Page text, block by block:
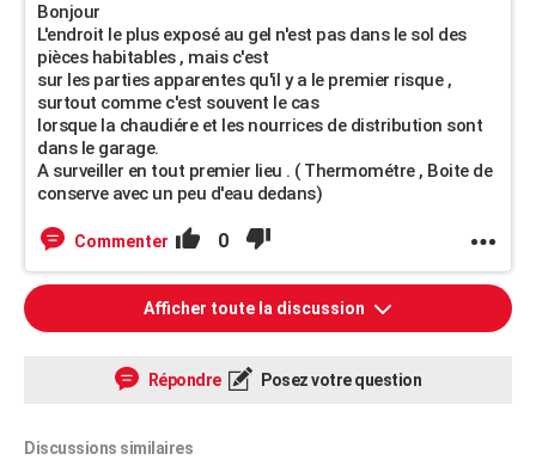
Bonjour
L'endroit le plus exposé au gel n'est pas dans le sol des
pièces habitables , mais c'est
sur les parties apparentes qu'il y a le premier risque ,
surtout comme c'est souvent le cas
lorsque la chaudiére et les nourrices de distribution sont
dans le garage.
A surveiller en tout premier lieu . ( Thermométre , Boite de
conserve avec un peu d'eau dedans)
Commenter 0
Afficher toute la discussion
Répondre Posez votre question
Discussions similaires